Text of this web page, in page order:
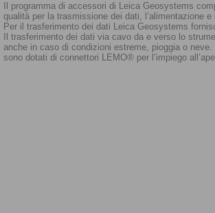
Il programma di accessori di Leica Geosystems
qualità per la trasmissione dei dati, l’alimentazione e
Per il trasferimento dei dati Leica Geosystems
Il trasferimento dei dati via cavo da e verso lo
anche in caso di condizioni estreme, pioggia o
sono dotati di connettori LEMO® per l’impiego